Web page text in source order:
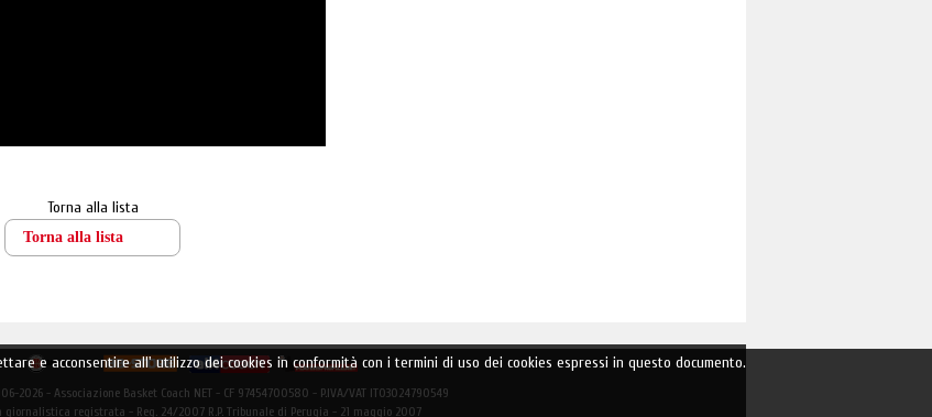
Torna alla lista
Torna alla lista
2026 - Associazione Basket Coach NET - CF 97454700580 - P.IVA/VAT IT03024790549
giornalistica registrata - Reg. 24/2007 R.P. Tribunale di Perugia - 21 maggio 2007
e acconsentire all' utilizzo dei cookies in conformità con i termini di uso dei cookies espressi in questo documento.